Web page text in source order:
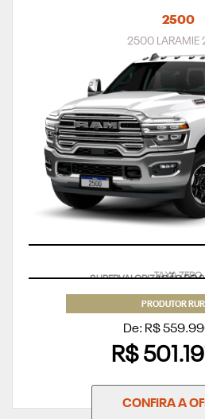
2500
2500 LARAMIE
PRODUTOR
De: R$
R$
CONFIRA A